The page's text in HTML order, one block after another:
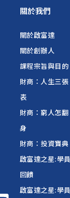
關於我們
關於啟富達
關於創辦人
課程宗旨與目的
財商：人生三張
表
財商：窮人怎翻
身
財商：投資寶典
啟富達之星:學員
回饋
啟富達之星:學員